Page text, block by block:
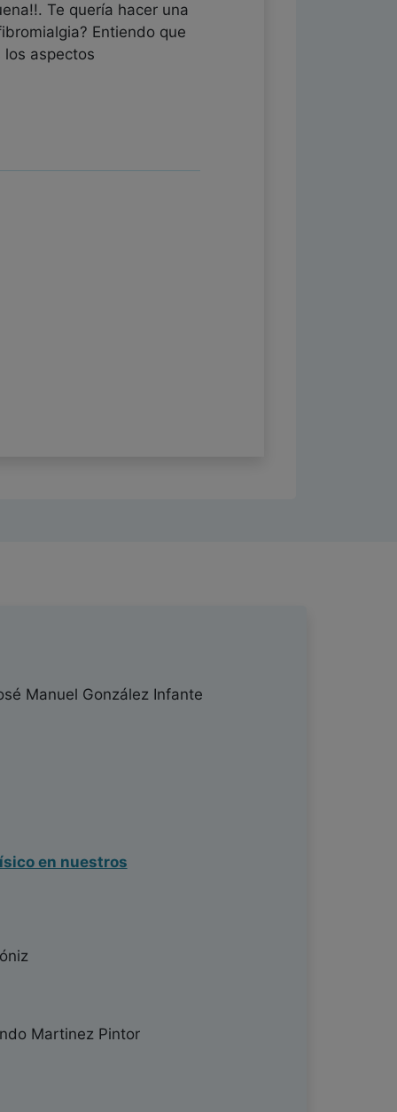
Te quería hacer una
Entiendo que
aspectos
Manuel González Infante
en nuestros
Martinez Pintor